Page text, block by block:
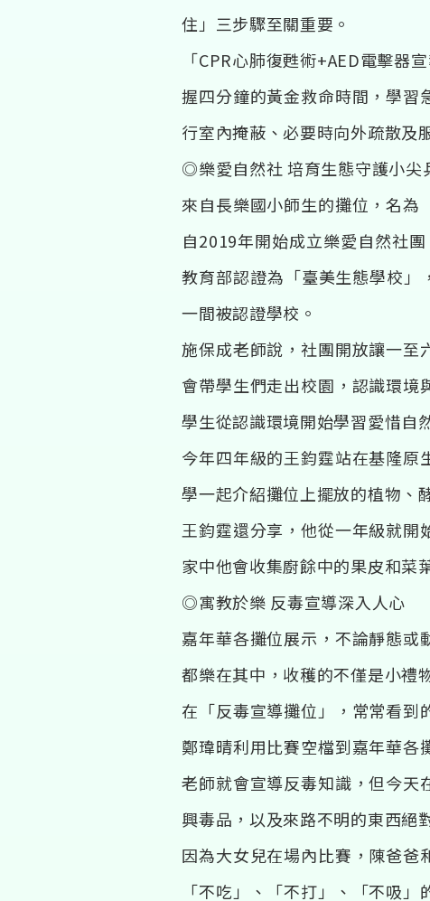
住」三步驟至關重要。
「CPR心肺復甦術+AED電擊器
握四分鐘的黃金救命時間，學習
行室內掩蔽、必要時向外疏散及
◎樂愛自然社 培育生態守護小尖
來自長樂國小師生的攤位，名為
自2019年開始成立樂愛自然社
教育部認證為「臺美生態學校
一間被認證學校。
施保成老師說，社團開放讓一至
會帶學生們走出校園，認識環境
學生從認識環境開始學習愛惜自
今年四年級的王鈞霆站在基隆原
學一起介紹攤位上擺放的植物、
王鈞霆還分享，他從一年級就開
家中他會收集廚餘中的果皮和菜
◎寓教於樂 反毒宣導深入人心
嘉年華各攤位展示，不論靜態或
都樂在其中，收穫的不僅是小禮
在「反毒宣導攤位」，常常看到
鄭瑋晴利用比賽空檔到嘉年華各
老師就會宣導反毒知識，但今天
興毒品，以及來路不明的東西絕
因為大女兒在場內比賽，陳爸爸
「不吃」、「不打」、「不吸